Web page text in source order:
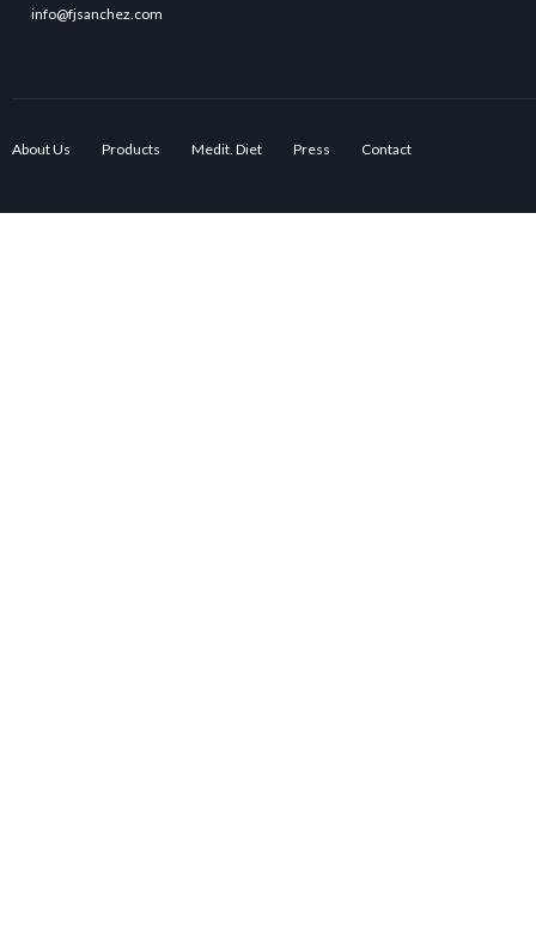
info@fjsanchez.com
About Us Products Medit. Diet Press Contact